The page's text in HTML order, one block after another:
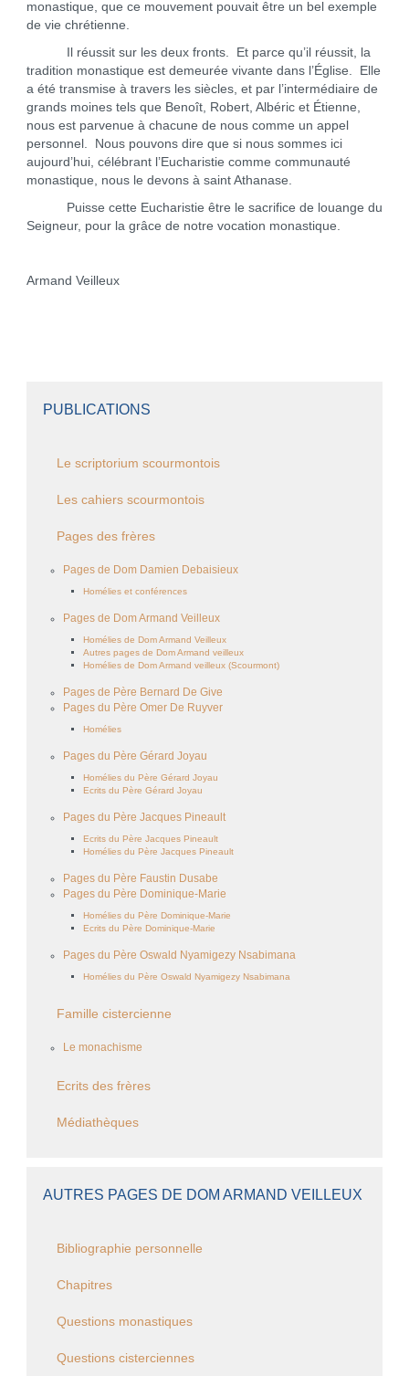
monastique, que ce mouvement pouvait être un bel exemple
de vie chrétienne.
Il réussit sur les deux fronts. Et parce qu’il réussit, la
tradition monastique est demeurée vivante dans l’Église. Elle
a été transmise à travers les siècles, et par l’intermédiaire de
grands moines tels que Benoît, Robert, Albéric et Étienne,
nous est parvenue à chacune de nous comme un appel
personnel. Nous pouvons dire que si nous sommes ici
aujourd’hui, célébrant l’Eucharistie comme communauté
monastique, nous le devons à saint Athanase.
Puisse cette Eucharistie être le sacrifice de louange du
Seigneur, pour la grâce de notre vocation monastique.
Armand Veilleux
PUBLICATIONS
Le scriptorium scourmontois
Les cahiers scourmontois
Pages des frères
Pages de Dom Damien Debaisieux
Homélies et conférences
Pages de Dom Armand Veilleux
Homélies de Dom Armand Veilleux
Autres pages de Dom Armand veilleux
Homélies de Dom Armand veilleux (Scourmont)
Pages de Père Bernard De Give
Pages du Père Omer De Ruyver
Homélies
Pages du Père Gérard Joyau
Homélies du Père Gérard Joyau
Ecrits du Père Gérard Joyau
Pages du Père Jacques Pineault
Ecrits du Père Jacques Pineault
Homélies du Père Jacques Pineault
Pages du Père Faustin Dusabe
Pages du Père Dominique-Marie
Homélies du Père Dominique-Marie
Ecrits du Père Dominique-Marie
Pages du Père Oswald Nyamigezy Nsabimana
Homélies du Père Oswald Nyamigezy Nsabimana
Famille cistercienne
Le monachisme
Ecrits des frères
Médiathèques
AUTRES PAGES DE DOM ARMAND VEILLEUX
Bibliographie personnelle
Chapitres
Questions monastiques
Questions cisterciennes